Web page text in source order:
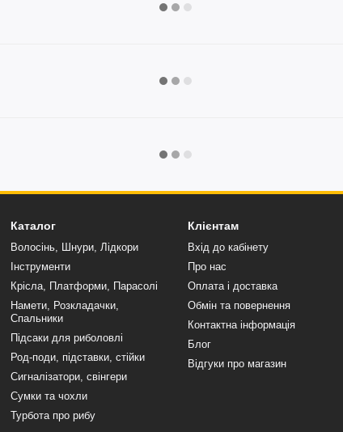
Каталог
Волосінь, Шнури, Лідкори
Інструменти
Крісла, Платформи, Парасолі
Намети, Розкладачки,
Спальники
Підсаки для риболовлі
Род-поди, підставки, стійки
Сигналізатори, свінгери
Сумки та чохли
Турбота про рибу
Клієнтам
Вхід до кабінету
Про нас
Оплата і доставка
Обмін та повернення
Контактна інформація
Блог
Відгуки про магазин